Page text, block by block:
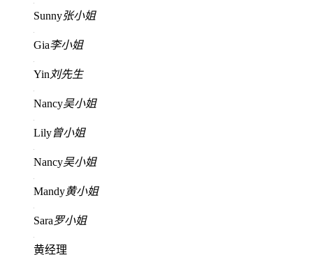
Sunny张小姐
Gia李小姐
Yin 刘先生
Nancy吴小姐
Lily曾小姐
Nancy吴小姐
Mandy黄小姐
Sara罗小姐
黄经理